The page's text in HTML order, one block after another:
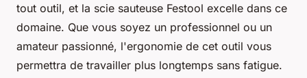
tout outil, et la scie sauteuse Festool excelle dans ce
domaine. Que vous soyez un professionnel ou un
amateur passionné, l'ergonomie de cet outil vous
permettra de travailler plus longtemps sans fatigue.